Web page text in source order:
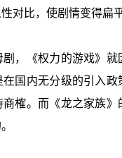
对比，使剧情变得扁平
，《权力的游戏》
国内无分级的引入
榷。而《龙之家族